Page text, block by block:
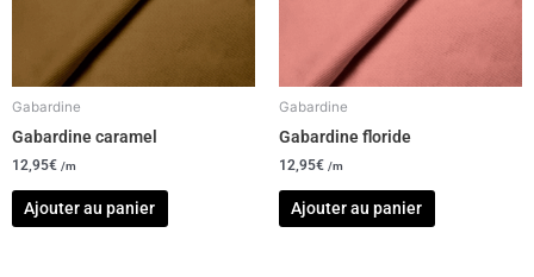
Gabardine
Gabardine caramel
12,95€ /m
Ajouter au panier
Gabardine
Gabardine floride
12,95€ /m
Ajouter au panier